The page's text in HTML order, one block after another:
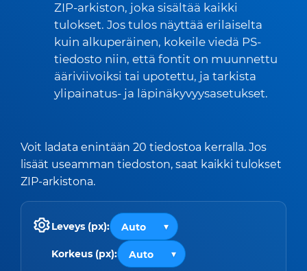
ZIP-arkiston, joka sisältää kaikki
tulokset. Jos tulos näyttää erilaiselta
kuin alkuperäinen, kokeile viedä PS-
tiedosto niin, että fontit on muunnettu
ääriviivoiksi tai upotettu, ja tarkista
ylipainatus- ja läpinäkyvyysasetukset.
Voit ladata enintään 20 tiedostoa kerralla. Jos
lisäät useamman tiedoston, saat kaikki tulokset
ZIP-arkistona.
Leveys (px):
Korkeus (px):